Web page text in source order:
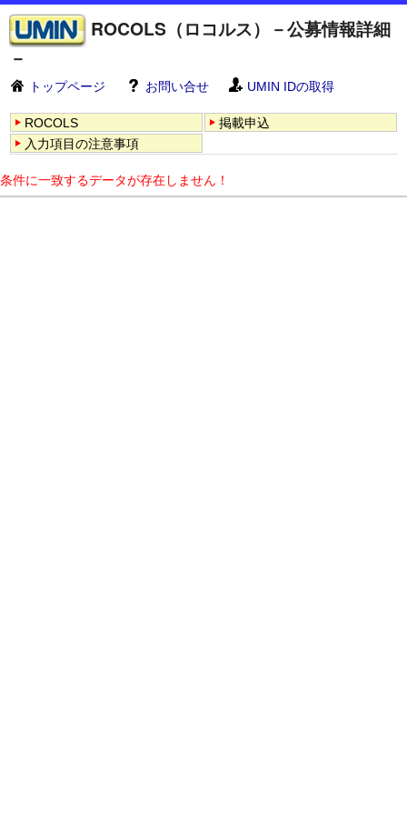
ROCOLS（ロコルス）－公募情報詳細
－
トップページ お問い合せ UMIN IDの取得
ROCOLS
掲載申込
入力項目の注意事項
条件に一致するデータが存在しません！